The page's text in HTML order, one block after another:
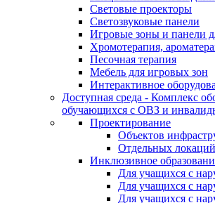
Световые проекторы
Светозвуковые панели
Игровые зоны и панели
Хромотерапия,
Песочная терапия
Мебель для игровых зон
Интерактивное
Доступная среда - Комплекс
обучающихся с ОВЗ и
Проектирование
Объектов
Отдельных локаций
Инклюзивное
Для учащихся с
Для учащихся с
Для учащихся с